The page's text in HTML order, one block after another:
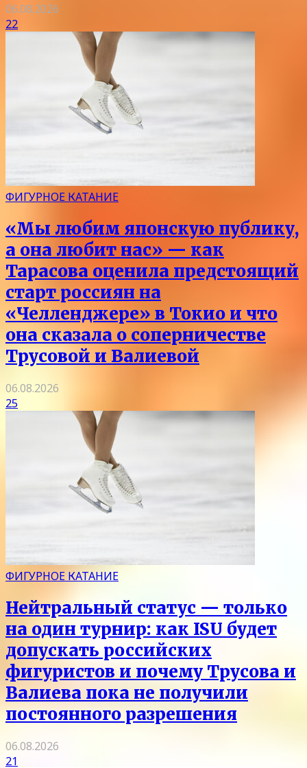
06.08.2026
22
ФИГУРНОЕ КАТАНИЕ
«Мы любим японскую публику,
а она любит нас» — как
Тарасова оценила предстоящий
старт россиян на
«Челленджере» в Токио и что
она сказала о соперничестве
Трусовой и Валиевой
06.08.2026
25
ФИГУРНОЕ КАТАНИЕ
Нейтральный статус — только
на один турнир: как ISU будет
допускать российских
фигуристов и почему Трусова и
Валиева пока не получили
постоянного разрешения
06.08.2026
21